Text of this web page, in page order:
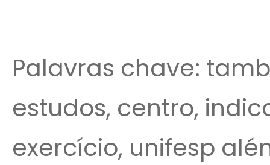
Palavras chave:
estudos, centro,
exercício, unifesp